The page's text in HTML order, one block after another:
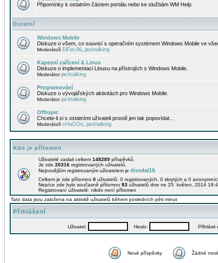
Připomínky k ostatním částem portálu nebo ke službám WM Help.
Ostatní
Windows Mobile
Diskuze o všem, co souvisí s operačním systémem Windows Mobile ve
Moderátoři EiFeL96 jacktalking
Kapesní zařízení & Linux
Diskuze o implementaci Linuxu na přístrojích s Windows Mobile.
Moderátorjacktalking
Programování
Diskuze o vývojářských aktivitách pro Windows Mobile.
Moderátorjacktalking
Offtopic
Chcete-li si s ostatními uživateli prostě jen tak popovídat...
Moderátoři cHaOOs jacktalking
Kdo je přítomen
Uživatelé zaslali celkem 148289 příspěvků.
Je zde 20316 registrovaných uživatelů.
Nejnovějším registrovaným uživatelem je dissdal19
Celkem je zde přítomno 0 uživatelů: 0 registrovaných, 0 skrytých a 0
Nejvíce zde bylo současně přítomno 83 uživatelů dne ne 25. květen, 2014
Registrovaní uživatelé: nikdo není přítomen
Tato data jsou založena na aktivitě uživatelů během posledních pěti minut
Přihlášení
Uživatel: Heslo: Přihlásit
Nové příspěvky Žádné